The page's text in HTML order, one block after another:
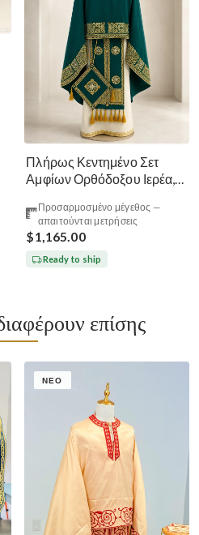
Πλήρως Κεντημένο Σετ
Αμφίων Ορθόδοξου Ιερέα,
Προσαρμοσμένο μέγεθος —
απαιτούνται μετρήσεις
$1,165.00
Ready to ship
επίσης
ΝΈΟ